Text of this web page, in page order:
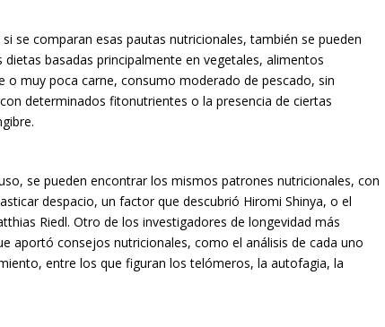
se comparan esas pautas nutricionales, también se pueden
basadas principalmente en vegetales, alimentos
o muy poca carne, consumo moderado de pescado, sin
determinados fitonutrientes o la presencia de ciertas
se pueden encontrar los mismos patrones nutricionales, con
despacio, un factor que descubrió Hiromi Shinya, o el
Riedl. Otro de los investigadores de longevidad más
aportó consejos nutricionales, como el análisis de cada uno
entre los que figuran los telómeros, la autofagia, la